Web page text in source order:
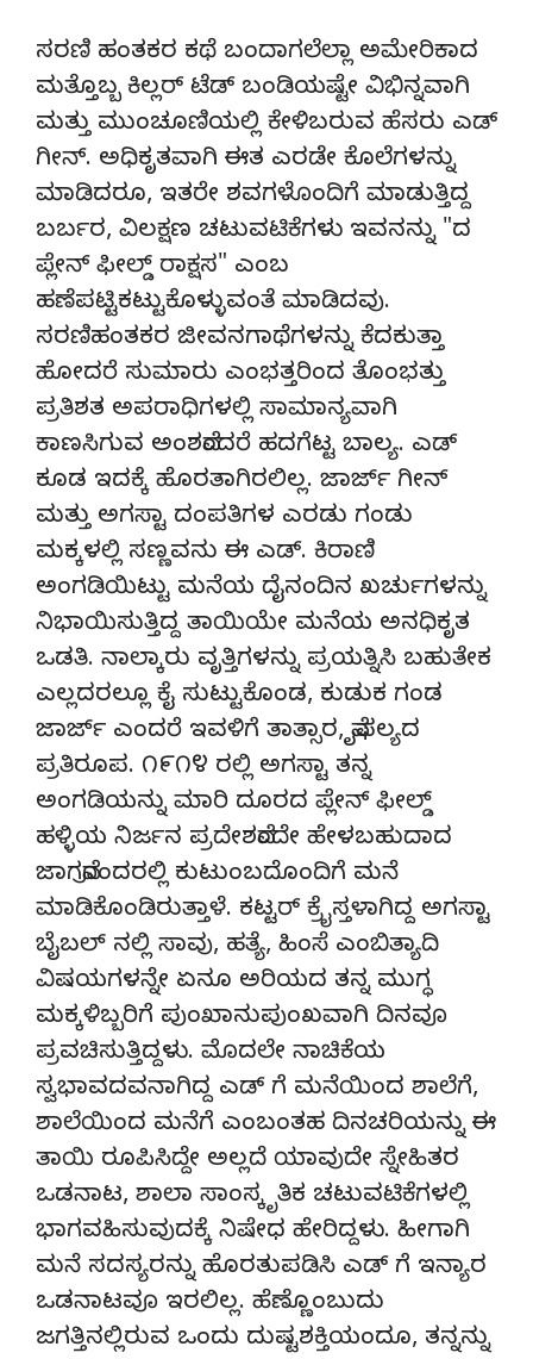
ಸರಣಿ ಹಂತಕರ ಕಥೆ ಬಂದಾಗಲೆಲ್ಲಾ ಅಮೇರಿಕಾದ
ಮತ್ತೊಬ್ಬ ಕಿಲ್ಲರ್ ಟೆಡ್ ಬಂಡಿಯಷ್ಟೇ ವಿಭಿನ್ನವಾಗಿ
ಮತ್ತು ಮುಂಚೂಣಿಯಲ್ಲಿ ಕೇಳಿಬರುವ ಹೆಸರು ಎಡ್
ಗೀನ್. ಅಧಿಕೃತವಾಗಿ ಈತ ಎರಡೇ ಕೊಲೆಗಳನ್ನು
ಮಾಡಿದರೂ, ಇತರೇ ಶವಗಳೊಂದಿಗೆ ಮಾಡುತ್ತಿದ್ದ
ಬರ್ಬರ, ವಿಲಕ್ಷಣ ಚಟುವಟಿಕೆಗಳು ಇವನನ್ನು "ದ
ಪ್ಲೇನ್ ಫೀಲ್ಡ್ ರಾಕ್ಷಸ" ಎಂಬ
ಹಣೆಪಟ್ಟಿಕಟ್ಟುಕೊಳ್ಳುವಂತೆ ಮಾಡಿದವು.
ಸರಣಿಹಂತಕರ ಜೀವನಗಾಥೆಗಳನ್ನು ಕೆದಕುತ್ತಾ
ಹೋದರೆ ಸುಮಾರು ಎಂಭತ್ತರಿಂದ ತೊಂಭತ್ತು
ಪ್ರತಿಶತ ಅಪರಾಧಿಗಳಲ್ಲಿ ಸಾಮಾನ್ಯವಾಗಿ
ಕಾಣಸಿಗುವ ಅಂಶವೆಂದರೆ ಹದಗೆಟ್ಟ ಬಾಲ್ಯ. ಎಡ್
ಕೂಡ ಇದಕ್ಕೆ ಹೊರತಾಗಿರಲಿಲ್ಲ. ಜಾರ್ಜ್ ಗೀನ್
ಮತ್ತು ಅಗಸ್ಟಾ ದಂಪತಿಗಳ ಎರಡು ಗಂಡು
ಮಕ್ಕಳಲ್ಲಿ ಸಣ್ಣವನು ಈ ಎಡ್. ಕಿರಾಣಿ
ಅಂಗಡಿಯಿಟ್ಟು ಮನೆಯ ದೈನಂದಿನ ಖರ್ಚುಗಳನ್ನು
ನಿಭಾಯಿಸುತ್ತಿದ್ದ ತಾಯಿಯೇ ಮನೆಯ ಅನಧಿಕೃತ
ಒಡತಿ. ನಾಲ್ಕಾರು ವೃತ್ತಿಗಳನ್ನು ಪ್ರಯತ್ನಿಸಿ ಬಹುತೇಕ
ಎಲ್ಲದರಲ್ಲೂ ಕೈ ಸುಟ್ಟುಕೊಂಡ, ಕುಡುಕ ಗಂಡ
ಜಾರ್ಜ್ ಎಂದರೆ ಇವಳಿಗೆ ತಾತ್ಸಾರ, ವೈಫಲ್ಯದ
ಪ್ರತಿರೂಪ. ೧೯೧೪ ರಲ್ಲಿ ಅಗಸ್ಟಾ ತನ್ನ
ಅಂಗಡಿಯನ್ನು ಮಾರಿ ದೂರದ ಪ್ಲೇನ್ ಫೀಲ್ಡ್
ಹಳ್ಳಿಯ ನಿರ್ಜನ ಪ್ರದೇಶವೆಂದೇ ಹೇಳಬಹುದಾದ
ಜಾಗವೊಂದರಲ್ಲಿ ಕುಟುಂಬದೊಂದಿಗೆ ಮನೆ
ಮಾಡಿಕೊಂಡಿರುತ್ತಾಳೆ. ಕಟ್ಟರ್ ಕ್ರೈಸ್ತಳಾಗಿದ್ದ ಅಗಸ್ಟಾ
ಬೈಬಲ್ ನಲ್ಲಿ ಸಾವು, ಹತ್ಯೆ, ಹಿಂಸೆ ಎಂಬಿತ್ಯಾದಿ
ವಿಷಯಗಳನ್ನೇ ಏನೂ ಅರಿಯದ ತನ್ನ ಮುಗ್ಧ
ಮಕ್ಕಳಿಬ್ಬರಿಗೆ ಪುಂಖಾನುಪುಂಖವಾಗಿ ದಿನವೂ
ಪ್ರವಚಿಸುತ್ತಿದ್ದಳು. ಮೊದಲೇ ನಾಚಿಕೆಯ
ಸ್ವಭಾವದವನಾಗಿದ್ದ ಎಡ್ ಗೆ ಮನೆಯಿಂದ ಶಾಲೆಗೆ,
ಶಾಲೆಯಿಂದ ಮನೆಗೆ ಎಂಬಂತಹ ದಿನಚರಿಯನ್ನು ಈ
ತಾಯಿ ರೂಪಿಸಿದ್ದೇ ಅಲ್ಲದೆ ಯಾವುದೇ ಸ್ನೇಹಿತರ
ಒಡನಾಟ, ಶಾಲಾ ಸಾಂಸ್ಕೃತಿಕ ಚಟುವಟಿಕೆಗಳಲ್ಲಿ
ಭಾಗವಹಿಸುವುದಕ್ಕೆ ನಿಷೇಧ ಹೇರಿದ್ದಳು. ಹೀಗಾಗಿ
ಮನೆ ಸದಸ್ಯರನ್ನು ಹೊರತುಪಡಿಸಿ ಎಡ್ ಗೆ ಇನ್ಯಾರ
ಒಡನಾಟವೂ ಇರಲಿಲ್ಲ. ಹೆಣ್ಣೊಂಬುದು
ಜಗತ್ತಿನಲ್ಲಿರುವ ಒಂದು ದುಷ್ಟಶಕ್ತಿಯಂದೂ, ತನ್ನನ್ನು